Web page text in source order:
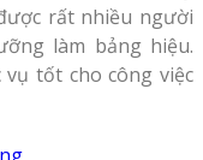
rất nhiều người
làm bảng hiệu.
tốt cho công việc